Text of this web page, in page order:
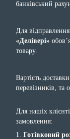
банківський
Для
«Делівері»
товару.
Вартість
перевізників, та
Для нашіх
замовлення:
1. Готівковий